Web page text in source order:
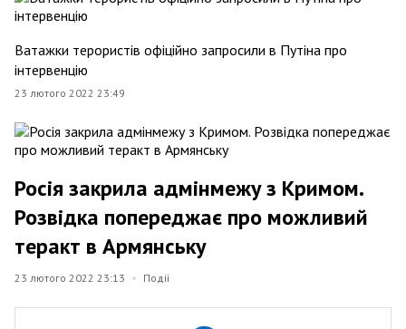
Ватажки терористів офіційно запросили в Путіна про
інтервенцію
23 лютого 2022 23:49
Росія закрила адмінмежу з Кримом.
Розвідка попереджає про можливий
теракт в Армянську
23 лютого 2022 23:13 Події